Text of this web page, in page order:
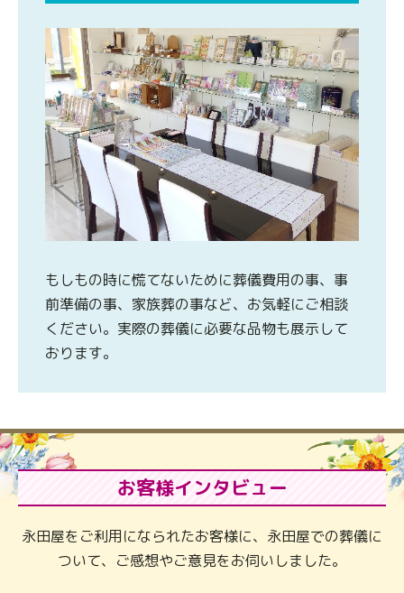
もしもの時に慌てないために葬儀費用の事、事
前準備の事、家族葬の事など、お気軽にご相談
ください。実際の葬儀に必要な品物も展示して
おります。
お客様インタビュー
永田屋をご利用になられたお客様に、永田屋での葬儀に
ついて、ご感想やご意見をお伺いしました。